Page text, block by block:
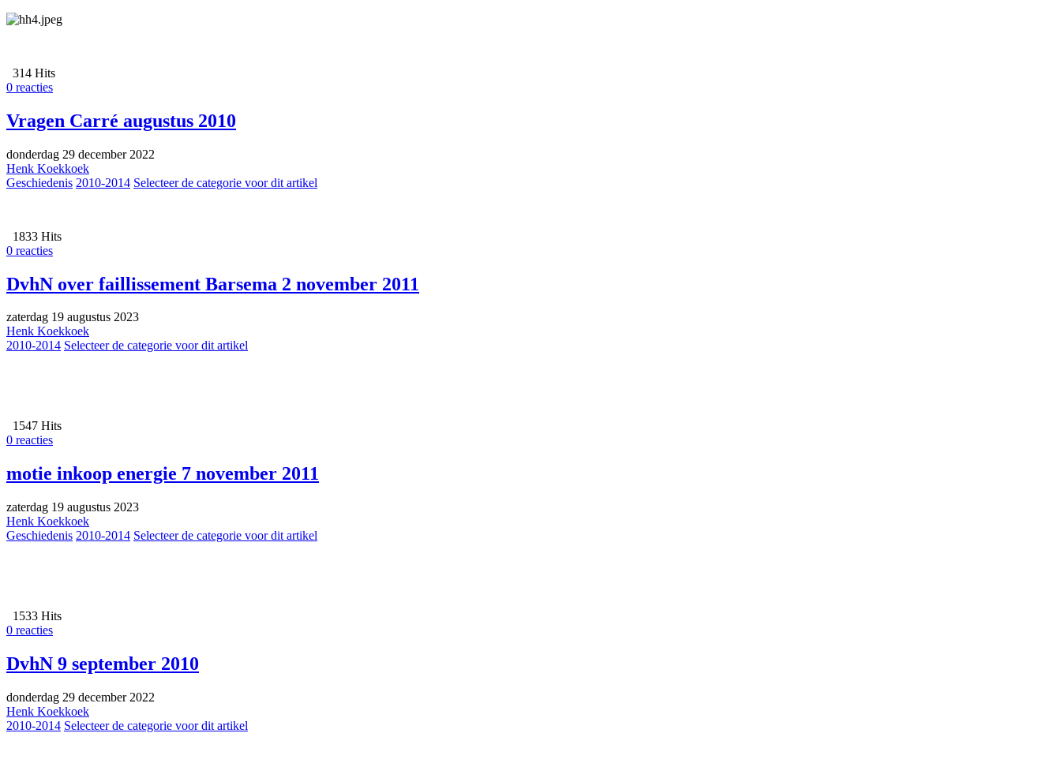
314 Hits
0 reacties
Vragen Carré augustus 2010
donderdag 29 december 2022
Henk Koekkoek
Geschiedenis 2010-2014 Selecteer de categorie voor dit artikel
1833 Hits
0 reacties
DvhN over faillissement Barsema 2 november 2011
zaterdag 19 augustus 2023
Henk Koekkoek
2010-2014 Selecteer de categorie voor dit artikel
1547 Hits
0 reacties
motie inkoop energie 7 november 2011
zaterdag 19 augustus 2023
Henk Koekkoek
Geschiedenis 2010-2014 Selecteer de categorie voor dit artikel
1533 Hits
0 reacties
DvhN 9 september 2010
donderdag 29 december 2022
Henk Koekkoek
2010-2014 Selecteer de categorie voor dit artikel